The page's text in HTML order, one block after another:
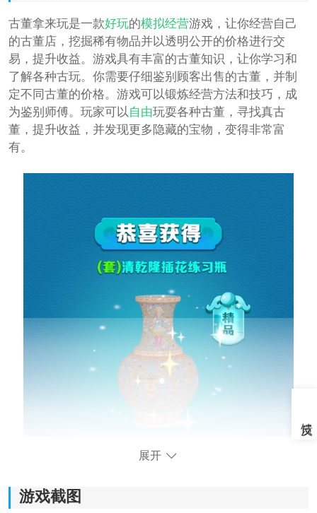
古董拿来玩是一款好玩的模拟经营游戏，让你经营自己
的古董店，挖掘稀有物品并以透明公开的价格进行交
易，提升收益。游戏具有丰富的古董知识，让你学习和
了解各种古玩。你需要仔细鉴别顾客出售的古董，并制
定不同古董的价格。游戏可以锻炼经营方法和技巧，成
为鉴别师傅。玩家可以自由玩耍各种古董，寻找真古
董，提升收益，并发现更多隐藏的宝物，变得非常富
有。
展开
游戏截图